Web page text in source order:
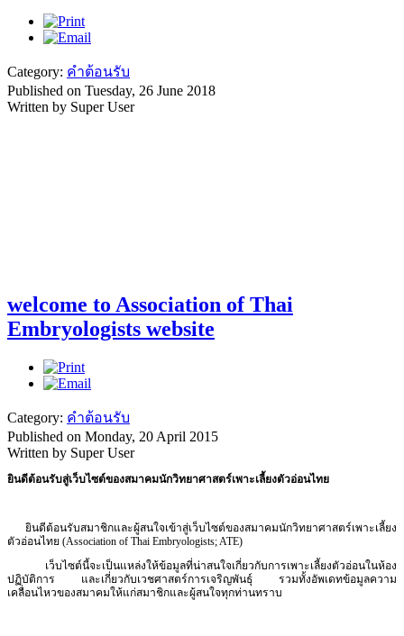
Category: คำต้อนรับ
Published on Tuesday, 26 June 2018
Written by Super User
welcome to Association of Thai
Embryologists website
Category: คำต้อนรับ
Published on Monday, 20 April 2015
Written by Super User
ยินดีต้อนรับสู่เว็บไซต์ของสมาคมนักวิทยาศาสตร์เพาะเลี้ยงตัวอ่อนไทย
ยินดีต้อนรับสมาชิกและผู้สนใจเข้าสู่เว็บไซต์ของสมาคมนักวิทยาศาสตร์เพาะเลี้ยง
ตัวอ่อนไทย (Association of Thai Embryologists; ATE)
เว็บไซต์นี้จะเป็นแหล่งให้ข้อมูลที่น่าสนใจเกี่ยวกับการเพาะเลี้ยงตัวอ่อนในห้อง
ปฏิบัติการ และเกี่ยวกับเวชศาสตร์การเจริญพันธุ์ รวมทั้งอัพเดทข้อมูลความ
เคลื่อนไหวของสมาคมให้แก่สมาชิกและผู้สนใจทุกท่านทราบ